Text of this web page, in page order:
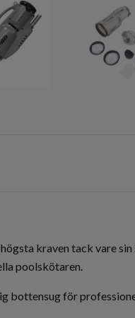
kraven tack vare
poolskötaren.
bottensug för